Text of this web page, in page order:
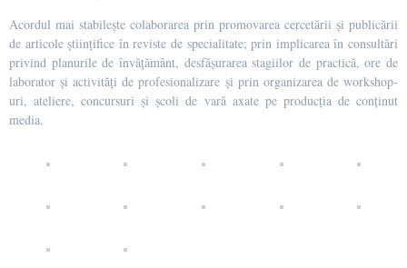
Acordul mai stabilește colaborarea prin promovarea cercetării și publicării
de articole științifice în reviste de specialitate; prin implicarea în consultări
privind planurile de învățământ, desfășurarea stagiilor de practică, ore de
laborator și activități de profesionalizare și prin organizarea de workshop-
uri, ateliere, concursuri și școli de vară axate pe producția de conținut
media.